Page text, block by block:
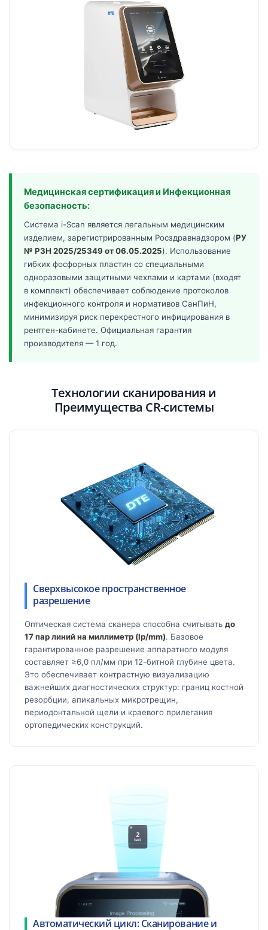
Медицинская сертификация и Инфекционная
безопасность:
Система i-Scan является легальным медицинским
изделием, зарегистрированным Росздравнадзором (РУ
№ РЗН 2025/25349 от 06.05.2025). Использование
гибких фосфорных пластин со специальными
одноразовыми защитными чехлами и картами (входят
в комплект) обеспечивает соблюдение протоколов
инфекционного контроля и нормативов СанПиН,
минимизируя риск перекрестного инфицирования в
рентген-кабинете. Официальная гарантия
производителя — 1 год.
Технологии сканирования и
Преимущества CR-системы
Сверхвысокое пространственное
разрешение
Оптическая система сканера способна считывать до
17 пар линий на миллиметр (lp/mm). Базовое
гарантированное разрешение аппаратного модуля
составляет ≥6,0 пл/мм при 12-битной глубине цвета.
Это обеспечивает контрастную визуализацию
важнейших диагностических структур: границ костной
резорбции, апикальных микротрещин,
периодонтальной щели и краевого прилегания
ортопедических конструкций.
Автоматический цикл: Сканирование и